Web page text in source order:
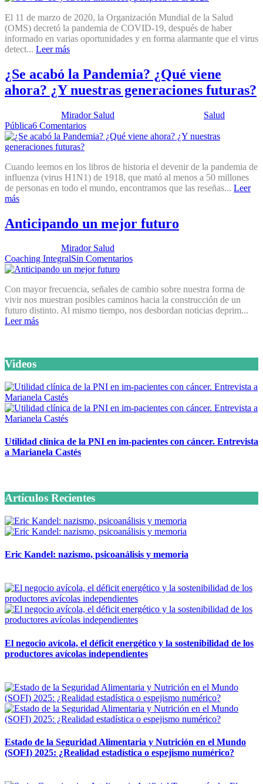
El 11 de marzo de 2020, la Organización Mundial de la Salud
(OMS) decretó la pandemia de COVID-19, después de haber
informado en varias oportunidades y en forma alarmante que el virus
detect... Leer más
¿Se acabó la Pandemia? ¿Qué viene
ahora? ¿Y nuestras generaciones futuras?
Mirador Salud
Salud
Pública6 Comentarios
Cuando leemos en los libros de historia el devenir de la pandemia de
influenza (virus H1N1) de 1918, que mató al menos a 50 millones
de personas en todo el mundo, encontramos que las reseñas... Leer
más
Anticipando un mejor futuro
Mirador Salud
Coaching IntegralSin Comentarios
Con mayor frecuencia, señales de cambio sobre nuestra forma de
vivir nos muestran posibles caminos hacia la construcción de un
futuro distinto. Al mismo tiempo, nos desbordan noticias deprim...
Leer más
Videos
Utilidad clínica de la PNI en im-pacientes con cáncer. Entrevista
a Marianela Castés
Artículos Recientes
Eric Kandel: nazismo, psicoanálisis y memoria
El negocio avícola, el déficit energético y la sostenibilidad de los
productores avícolas independientes
Estado de la Seguridad Alimentaria y Nutrición en el Mundo
(SOFI) 2025: ¿Realidad estadística o espejismo numérico?